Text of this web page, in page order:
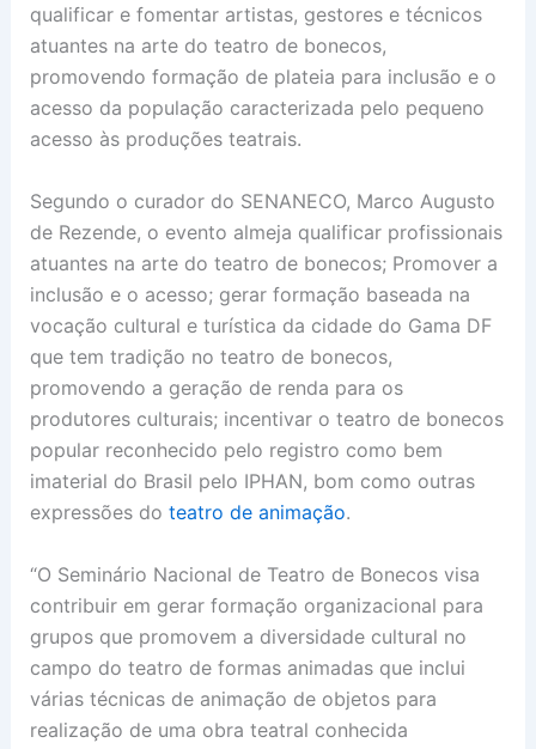
qualificar e fomentar artistas, gestores e técnicos
atuantes na arte do teatro de bonecos,
promovendo formação de plateia para inclusão e o
acesso da população caracterizada pelo pequeno
acesso às produções teatrais.
Segundo o curador do SENANECO, Marco Augusto
de Rezende, o evento almeja qualificar profissionais
atuantes na arte do teatro de bonecos; Promover a
inclusão e o acesso; gerar formação baseada na
vocação cultural e turística da cidade do Gama DF
que tem tradição no teatro de bonecos,
promovendo a geração de renda para os
produtores culturais; incentivar o teatro de bonecos
popular reconhecido pelo registro como bem
imaterial do Brasil pelo IPHAN, bom como outras
expressões do teatro de animação.
“O Seminário Nacional de Teatro de Bonecos visa
contribuir em gerar formação organizacional para
grupos que promovem a diversidade cultural no
campo do teatro de formas animadas que inclui
várias técnicas de animação de objetos para
realização de uma obra teatral conhecida